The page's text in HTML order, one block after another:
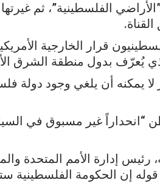
الفلسطينية”، ثم
قرار الخارجية
يُعرّف بدول منطقة الشرق
لا يمكنه أن يلغي وجود
غير مسبوق في
إدارة الأمم المتحدة
إن الحكومة الفلسطينية